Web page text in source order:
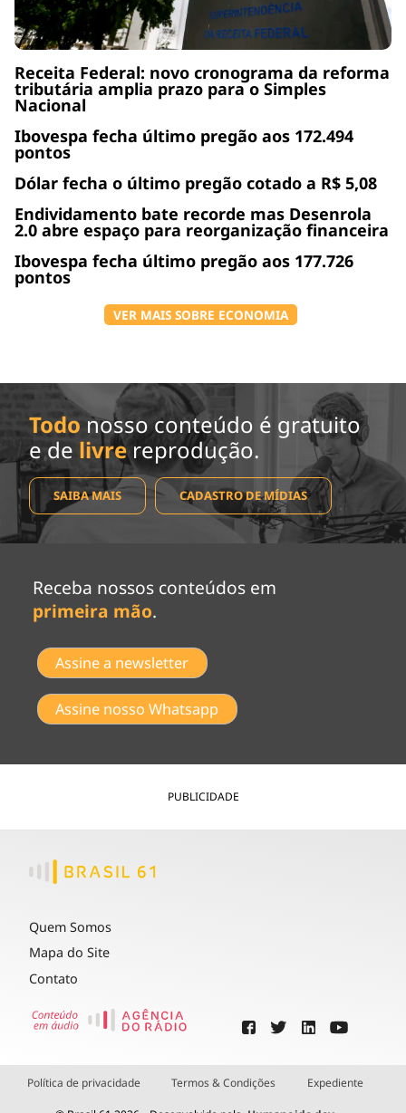
Receita Federal: novo cronograma da reforma
tributária amplia prazo para o Simples
Nacional
Ibovespa fecha último pregão aos 172.494
pontos
Dólar fecha o último pregão cotado a R$ 5,08
Endividamento bate recorde mas Desenrola
2.0 abre espaço para reorganização financeira
Ibovespa fecha último pregão aos 177.726
pontos
VER MAIS SOBRE ECONOMIA
Todo nosso conteúdo é gratuito
e de livrereprodução.
SAIBA MAIS CADASTRO DE MÍDIAS
Receba nossos conteúdos em
primeira mão.
Assine a newsletter
Assine nosso Whatsapp
PUBLICIDADE
Quem Somos
Mapa do Site
Contato
Política de privacidade Termos & Condições Expediente